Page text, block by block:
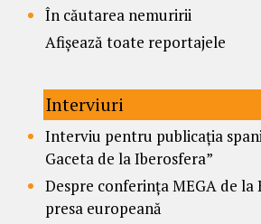
În căutarea nemuririi
Afișează toate reportajele
Interviuri
Interviu pentru publicația
Gaceta de la Iberosfera”
Despre conferința MEGA de la
presa europeană